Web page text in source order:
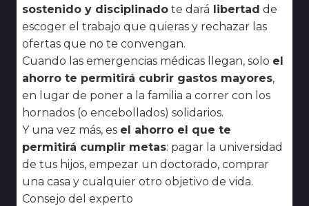
sostenido y disciplinado te dará libertad de
escoger el trabajo que quieras y rechazar las
ofertas que no te convengan.
Cuando las emergencias médicas llegan, solo el
ahorro te permitirá cubrir gastos mayores,
en lugar de poner a la familia a correr con los
hornados (o encebollados) solidarios.
Y una vez más, es el ahorro el que te
permitirá cumplir metas: pagar la universidad
de tus hijos, empezar un doctorado, comprar
una casa y cualquier otro objetivo de vida.
Consejo del experto